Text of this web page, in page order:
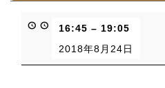
16:45 – 19:05
2018年8月24日